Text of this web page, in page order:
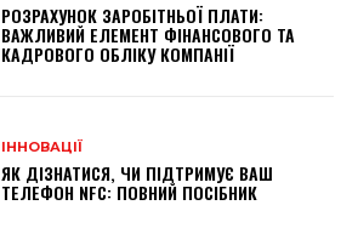
РОЗРАХУНОК ЗАРОБІТНЬОЇ ПЛАТИ:
ВАЖЛИВИЙ ЕЛЕМЕНТ ФІНАНСОВОГО ТА
КАДРОВОГО ОБЛІКУ КОМПАНІЇ
ІННОВАЦІЇ
ЯК ДІЗНАТИСЯ, ЧИ ПІДТРИМУЄ ВАШ
ТЕЛЕФОН NFC: ПОВНИЙ ПОСІБНИК